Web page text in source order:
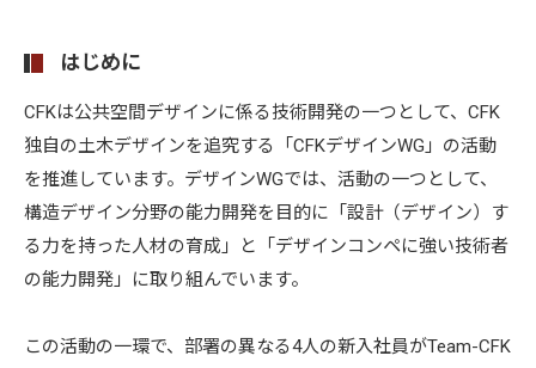
はじめに
CFKは公共空間デザインに係る技術開発の一つとして、CFK
独自の土木デザインを追究する「CFKデザインWG」の活動
を推進しています。デザインWGでは、活動の一つとして、
構造デザイン分野の能力開発を目的に「設計（デザイン）す
る力を持った人材の育成」と「デザインコンペに強い技術者
の能力開発」に取り組んでいます。
この活動の一環で、部署の異なる4人の新入社員がTeam-CFK